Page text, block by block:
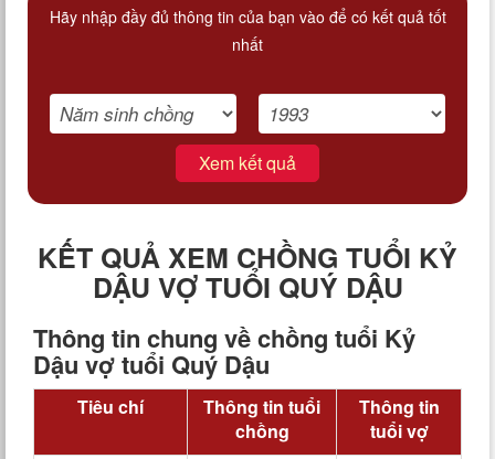
Hãy nhập đầy đủ thông tin của bạn vào để có kết quả tốt
nhất
Xem kết quả
KẾT QUẢ XEM CHỒNG TUỔI KỶ
DẬU VỢ TUỔI QUÝ DẬU
Thông tin chung về chồng tuổi Kỷ
Dậu vợ tuổi Quý Dậu
Tiêu chí
Thông tin tuổi
chồng
Thông tin
tuổi vợ